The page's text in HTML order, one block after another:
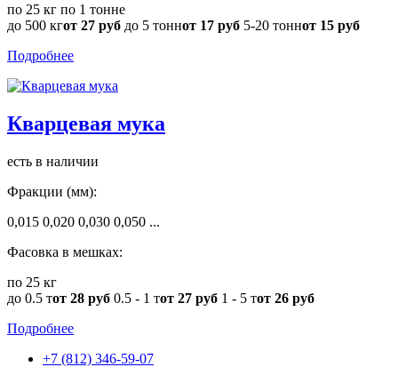
по 25 кг по 1 тонне
до 500 кгот 27 руб до 5 тоннот 17 руб 5-20 тоннот 15 руб
Подробнее
Кварцевая мука
есть в наличии
Фракции (мм):
0,015 0,020 0,030 0,050 ...
Фасовка в мешках:
по 25 кг
до 0.5 тот 28 руб 0.5 - 1 тот 27 руб 1 - 5 тот 26 руб
Подробнее
+7 (812) 346-59-07